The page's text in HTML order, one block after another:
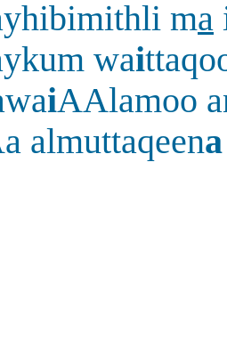
ma
wai
iAAlamoo
almuttaqeena